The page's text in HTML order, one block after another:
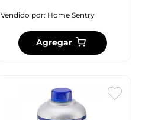
Vendido por: Home Sentry
Agregar